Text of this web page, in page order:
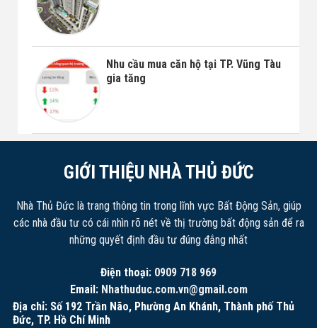
Nhu cầu mua căn hộ tại TP. Vũng Tàu
gia tăng
GIỚI THIỆU NHÀ THỦ ĐỨC
Nhà Thủ Đức là trang thông tin trong lĩnh vực Bất Động Sản, giúp
các nhà đầu tư có cái nhìn rõ nét về thị trường bất động sản để ra
những quyết định đầu tư đúng đắng nhất
Điện thoại: 0909 718 969
Email: Nhathuduc.com.vn@gmail.com
Địa chỉ: Số 192 Trần Não, Phường An Khánh, Thành phố Thủ
Đức, TP. Hồ Chí Minh